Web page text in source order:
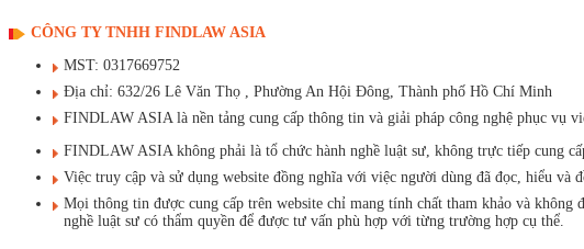
CÔNG TY TNHH FINDLAW ASIA
MST: 0317669752
Địa chỉ: 632/26 Lê Văn Thọ , Phường An Hội Đông, Thành phố Hồ Chí Minh
FINDLAW ASIA là nền tảng cung cấp thông tin và giải pháp công nghệ phục vụ
FINDLAW ASIA không phải là tổ chức hành nghề luật sư, không trực tiếp cung
Việc truy cập và sử dụng website đồng nghĩa với việc người dùng đã đọc, hiểu
Mọi thông tin được cung cấp trên website chỉ mang tính chất tham khảo và
nghề luật sư có thẩm quyền để được tư vấn phù hợp với từng trường hợp cụ thể.